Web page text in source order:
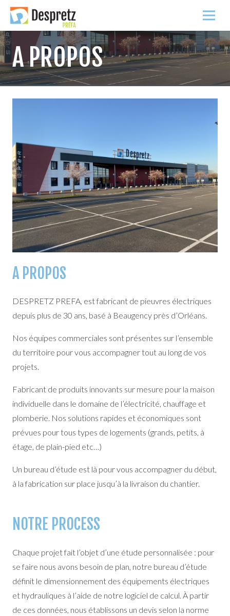
A PROPOS
A PROPOS
DESPRETZ PREFA, est fabricant de pieuvres électriques
depuis plus de 30 ans, basé à Beaugency près d’Orléans.
Nos équipes commerciales sont présentes sur l’ensemble
du territoire pour vous accompagner tout au long de vos
projets.
Fabricant de produits innovants sur mesure pour la maison
individuelle dans le domaine de l’électricité, chauffage et
plomberie. Nos solutions rapides et économiques sont
prévues pour tous types de logements (grands, petits, à
étage, de plain-pied etc…)
Un bureau d’étude est là pour vous accompagner du début,
à la fabrication sur place jusqu’à la livraison du chantier.
NOTRE PROCESS
Chaque projet fait l’objet d’une étude personnalisée : pour
se faire nous avons besoin de plan, notre bureau d’étude
définit le dimensionnement des équipements électriques
et hydrauliques à l’aide de notre logiciel de calcul. À partir
de ces données, nous établissons un devis selon la norme